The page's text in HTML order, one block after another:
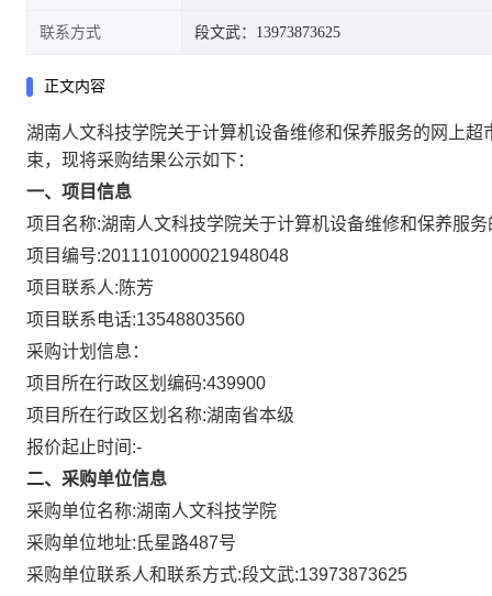
联系方式 段文武：13973873625
正文内容
湖南人文科技学院关于计算机设备维修和保养服务的网上超
束，现将采购结果公示如下：
一、项目信息
项目名称:湖南人文科技学院关于计算机设备维修和保养服
项目编号:2011101000021948048
项目联系人: 陈芳
项目联系电话:13548803560
采购计划信息：
项目所在行政区划编码:439900
项目所在行政区划名称:湖南省本级
报价起止时间:-
二、采购单位信息
采购单位名称:湖南人文科技学院
采购单位地址: 氐星路487号
采购单位联系人和联系方式:段文武:13973873625